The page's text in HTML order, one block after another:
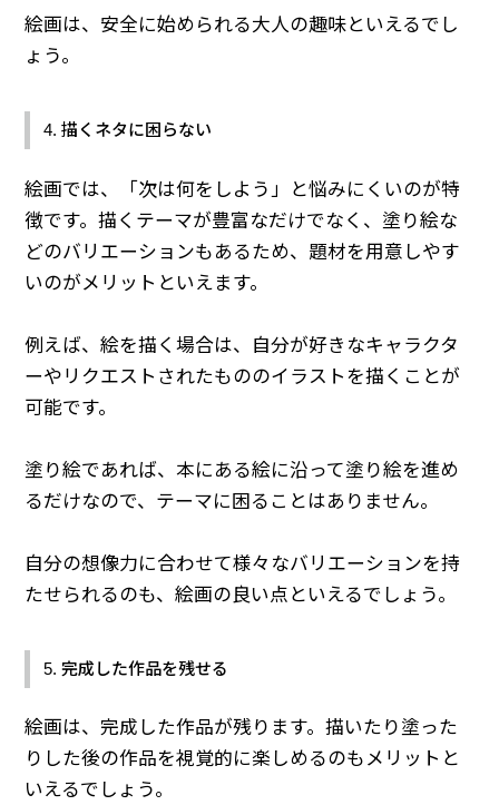
絵画は、安全に始められる大人の趣味といえるでし
ょう。
4. 描くネタに困らない
絵画では、「次は何をしよう」と悩みにくいのが特
徴です。描くテーマが豊富なだけでなく、塗り絵な
どのバリエーションもあるため、題材を用意しやす
いのがメリットといえます。
例えば、絵を描く場合は、自分が好きなキャラクタ
ーやリクエストされたもののイラストを描くことが
可能です。
塗り絵であれば、本にある絵に沿って塗り絵を進め
るだけなので、テーマに困ることはありません。
自分の想像力に合わせて様々なバリエーションを持
たせられるのも、絵画の良い点といえるでしょう。
5. 完成した作品を残せる
絵画は、完成した作品が残ります。描いたり塗った
りした後の作品を視覚的に楽しめるのもメリットと
いえるでしょう。